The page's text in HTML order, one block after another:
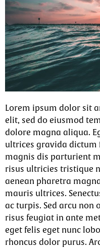
Lorem ipsum dolor sit
elit, sed do eiusmod
dolore magna aliqua.
ultrices gravida dictum
magnis dis parturient
risus ultricies tristique
aenean pharetra
mauris ultrices.
ac turpis. Sed arcu
risus feugiat in ante
eget felis eget nunc
rhoncus dolor purus.